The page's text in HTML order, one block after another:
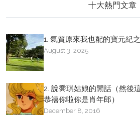
十大熱門文章
1. 氣質原來我也配的寶元紀
August 3, 2025
2. 說喬琪姑娘的閒話（然後
恭禧你啦你是肖年郎）
December 8, 2016